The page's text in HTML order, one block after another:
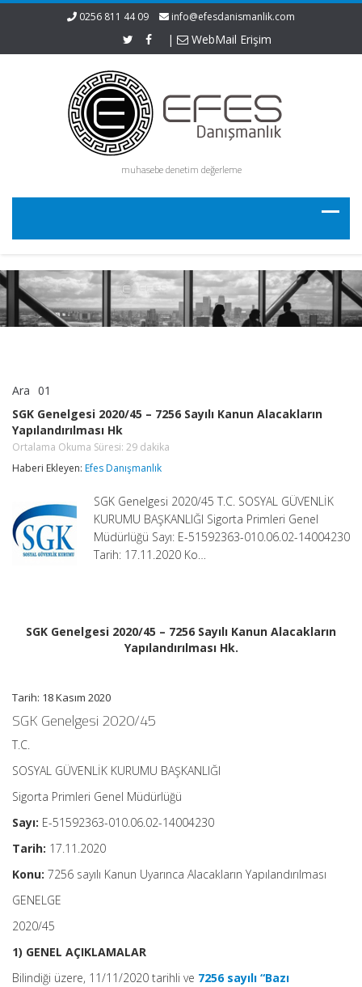
0256 811 44 09 info@efesdanismanlik.com
| WebMail Erişim
muhasebe denetim değerleme
Ara 01
2020/45
–
7256
Kanun
Yapılandırılması
Hk
Ortalama
Okuma
Süresi:
SGK Genelgesi 2020/45 – 7256 Sayılı Kanun Alacakların
Yapılandırılması Hk
Ortalama Okuma Süresi: 29 dakika
Haberi Ekleyen: Efes Danışmanlık
SGK Genelgesi 2020/45 T.C. SOSYAL GÜVENLİK
KURUMU BAŞKANLIĞI Sigorta Primleri Genel
Müdürlüğü Sayı: E-51592363-010.06.02-14004230
Tarih: 17.11.2020 Ko…
SGK Genelgesi 2020/45 – 7256 Sayılı Kanun Alacakların
Yapılandırılması Hk.
Tarih: 18 Kasım 2020
SGK Genelgesi 2020/45
T.C.
SOSYAL GÜVENLİK KURUMU BAŞKANLIĞI
Sigorta Primleri Genel Müdürlüğü
Sayı: E-51592363-010.06.02-14004230
Tarih: 17.11.2020
Konu: 7256 sayılı Kanun Uyarınca Alacakların Yapılandırılması
GENELGE
2020/45
1) GENEL AÇIKLAMALAR
Bilindiği üzere, 11/11/2020 tarihli ve 7256 sayılı “Bazı